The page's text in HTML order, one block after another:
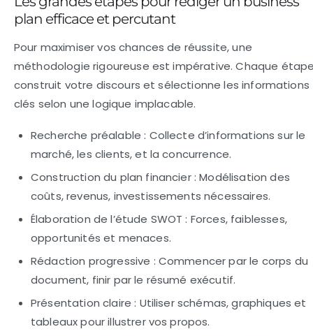
plan efficace et percutant
Pour maximiser vos chances de réussite, une
méthodologie rigoureuse est impérative. Chaque
construit votre discours et sélectionne les informations
clés selon une logique implacable.
Recherche préalable : Collecte d’informations sur le
marché, les clients, et la concurrence.
Construction du plan financier : Modélisation des
coûts, revenus, investissements nécessaires.
Élaboration de l’étude SWOT : Forces, faiblesses,
opportunités et menaces.
Rédaction progressive : Commencer par le corps du
document, finir par le résumé exécutif.
Présentation claire : Utiliser schémas, graphiques et
tableaux pour illustrer vos propos.